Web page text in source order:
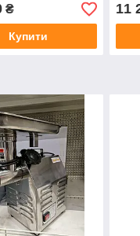
₴
Купити
11